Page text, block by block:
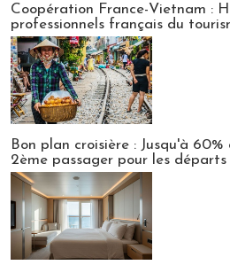
Coopération France-Vietnam :
professionnels français du
Bon plan croisière : Jusqu'à
2ème passager pour les